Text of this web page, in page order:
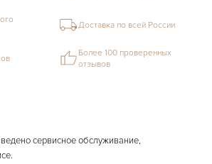
сервисное обслуживание,
Доставка по всей России
Более 100 проверенных
отзывов